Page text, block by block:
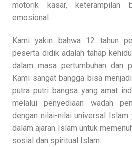
motorik kasar, keterampilan
emosional.
Kami yakin bahwa 12 tahun
peserta didik adalah tahap
dalam masa pertumbuhan dan
Kami sangat bangga bisa
putra putri bangsa yang amat
melalui penyediaan wadah
dengan nilai-nilai universal Islam
dalam ajaran Islam untuk
sosial dan spiritual Islam.